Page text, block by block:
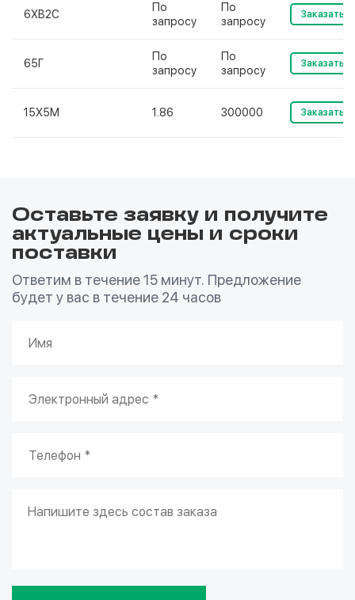
6ХВ2С
По
запросу
По
запросу
Заказать
65Г
По
запросу
По
запросу
Заказать
15Х5М 1.86 300000 Заказать
Оставьте заявку и получите
актуальные цены и сроки
поставки
Ответим в течение 15 минут. Предложение
будет у вас в течение 24 часов